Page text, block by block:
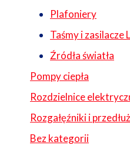
Plafoniery
Taśmy i zasilacze
Źródła światła
Pompy ciepła
Rozdzielnice
Rozgałęźniki i
Bez kategorii